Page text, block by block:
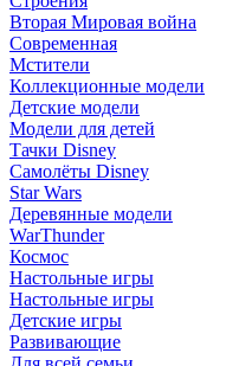
Вторая Мировая война
Современная
Мстители
Коллекционные модели
Детские модели
Модели для детей
Тачки Disney
Самолёты Disney
Star Wars
Деревянные модели
WarThunder
Космос
Настольные игры
Настольные игры
Детские игры
Развивающие